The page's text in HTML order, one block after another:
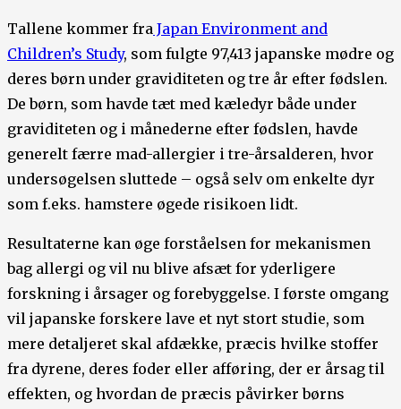
Tallene kommer fra Japan Environment and
Children’s Study, som fulgte 97,413 japanske mødre og
deres børn under graviditeten og tre år efter fødslen.
De børn, som havde tæt med kæledyr både under
graviditeten og i månederne efter fødslen, havde
generelt færre mad-allergier i tre-årsalderen, hvor
undersøgelsen sluttede – også selv om enkelte dyr
som f.eks. hamstere øgede risikoen lidt.
Resultaterne kan øge forståelsen for mekanismen
bag allergi og vil nu blive afsæt for yderligere
forskning i årsager og forebyggelse. I første omgang
vil japanske forskere lave et nyt stort studie, som
mere detaljeret skal afdække, præcis hvilke stoffer
fra dyrene, deres foder eller afføring, der er årsag til
effekten, og hvordan de præcis påvirker børns